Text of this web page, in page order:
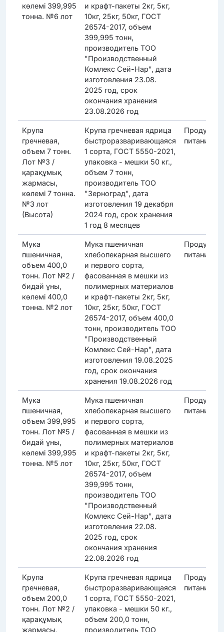
көлемі 399,995
тонна. №6 лот
и крафт-пакеты 2кг, 5кг,
10кг, 25кг, 50кг, ГОСТ
26574-2017, объем
399,995 тонн,
производитель ТОО
"Производственный
Комлекс Сей-Нар", дата
изготовления 23.08.
2025 год, срок
окончания хранения
23.08.2026 год
Крупа
гречневая,
объем 7 тонн.
Лот №3 /
қарақұмық
жармасы,
көлемі 7 тонна.
№3 лот
(Высота)
Крупа гречневая ядрица
быстроразваривающаяся
1 сорта, ГОСТ 5550-2021,
упаковка - мешки 50 кг.,
объем 7 тонн,
производитель ТОО
"Зерноград", дата
изготовления 19 декабря
2024 год, срок хранения
1 год 8 месяцев
Продукты
питания
Мука
пшеничная,
объем 400,0
тонн. Лот №2 /
бидай ұны,
көлемі 400,0
тонна. №2 лот
Мука пшеничная
хлебопекарная высшего
и первого сорта,
фасованная в мешки из
полимерных материалов
и крафт-пакеты 2кг, 5кг,
10кг, 25кг, 50кг, ГОСТ
26574-2017, объем 400,0
тонн, производитель ТОО
"Производственный
Комлекс Сей-Нар", дата
изготовления 19.08.2025
год, срок окончания
хранения 19.08.2026 год
Продукты
питания
Мука
пшеничная,
объем 399,995
тонн. Лот №5 /
бидай ұны,
көлемі 399,995
тонна. №5 лот
Мука пшеничная
хлебопекарная высшего
и первого сорта,
фасованная в мешки из
полимерных материалов
и крафт-пакеты 2кг, 5кг,
10кг, 25кг, 50кг, ГОСТ
26574-2017, объем
399,995 тонн,
производитель ТОО
"Производственный
Комлекс Сей-Нар", дата
изготовления 22.08.
2025 год, срок
окончания хранения
22.08.2026 год
Продукты
питания
Крупа
гречневая,
объем 200,0
тонн. Лот №2 /
қарақұмық
жармасы,
Крупа гречневая ядрица
быстроразваривающаяся
1 сорта, ГОСТ 5550-2021,
упаковка - мешки 50 кг.,
объем 200,0 тонн,
производитель ТОО
Продукты
питания